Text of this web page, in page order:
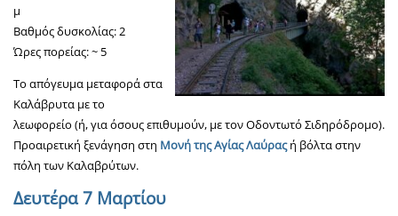
μ
Βαθμός δυσκολίας: 2
Ώρες πορείας: ~ 5
Το απόγευμα μεταφορά στα
Καλάβρυτα με το
λεωφορείο (ή, για όσους επιθυμούν, με τον Οδοντωτό Σιδηρόδρομο).
Προαιρετική ξενάγηση στη Μονή της Αγίας Λαύραςή βόλτα στην
πόλη των Καλαβρύτων.
Δευτέρα 7 Μαρτίου